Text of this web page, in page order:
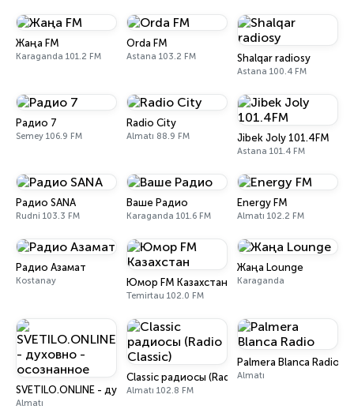
Жаңа FM
Karaganda 101.2 FM
Orda FM
Astana 103.2 FM Shalqar radiosy
Astana 100.4 FM
Радио 7
Semey 106.9 FM
Radio City
Almatı 88.9 FM Jibek Joly 101.4FM
Astana 101.4 FM
Радио SANA
Rudni 103.3 FM
Ваше Радио
Karaganda 101.6 FM
Energy FM
Almatı 102.2 FM
Радио Азамат
Kostanay Юмор FM Казахстан
Temirtau 102.0 FM
Жаңа Lounge
Karaganda
SVETILO.ONLINE - духовно - осознанное
Almatı
Classic радиосы (Radio Classic)
Almatı 102.8 FM
Palmera Blanca Radio
Almatı